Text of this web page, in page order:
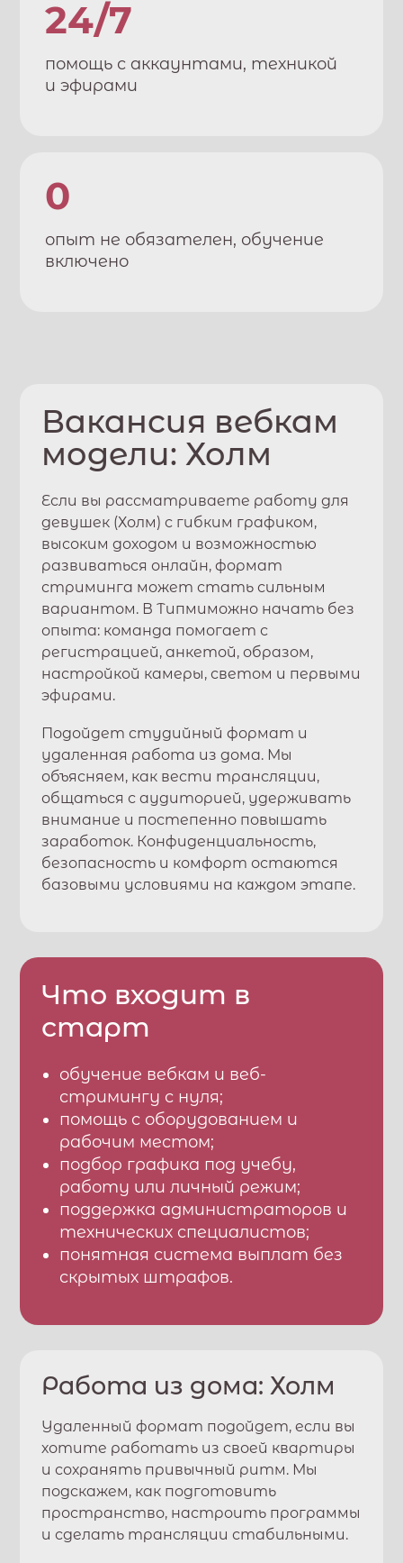
24/7
помощь с аккаунтами, техникой
и эфирами
0
опыт не обязателен, обучение
включено
Вакансия вебкам
модели: Холм
Если вы рассматриваете работу для
девушек (Холм) с гибким графиком,
высоким доходом и возможностью
развиваться онлайн, формат
стриминга может стать сильным
вариантом. ВТипмиможно начать без
опыта: команда помогает с
регистрацией, анкетой, образом,
настройкой камеры, светом и первыми
эфирами.
Подойдет студийный формат и
удаленная работа из дома. Мы
объясняем, как вести трансляции,
общаться с аудиторией, удерживать
внимание и постепенно повышать
заработок. Конфиденциальность,
безопасность и комфорт остаются
базовыми условиями на каждом этапе.
Что входит в
старт
обучение вебкам и веб-
стримингу с нуля;
помощь с оборудованием и
рабочим местом;
подбор графика под учебу,
работу или личный режим;
поддержка администраторов и
технических специалистов;
понятная система выплат без
скрытых штрафов.
Работа из дома:Холм
Удаленный формат подойдет, если вы
хотите работать из своей квартиры
и сохранять привычный ритм. Мы
подскажем, как подготовить
пространство, настроить программы
и сделать трансляции стабильными.